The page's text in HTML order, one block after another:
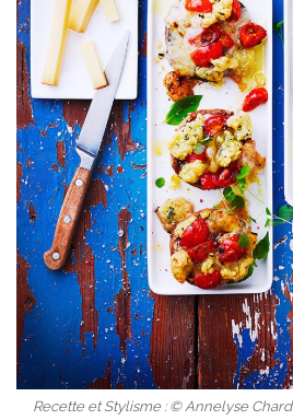
Recette et Stylisme : © Annelyse